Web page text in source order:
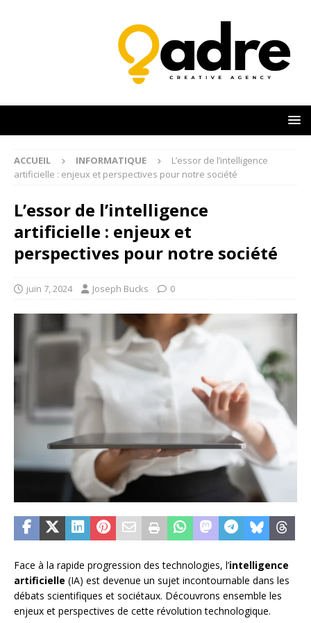
ACCUEIL INFORMATIQUE
L’essor de l’intelligence
artificielle : enjeux et perspectives pour notre société
L’essor de l’intelligence
artificielle : enjeux et
perspectives pour notre société
juin 7, 2024 Joseph Bucks 0
Face à la rapide progression des technologies, l’intelligence
artificielle (IA) est devenue un sujet incontournable dans les
débats scientifiques et sociétaux. Découvrons ensemble les
enjeux et perspectives de cette révolution technologique.